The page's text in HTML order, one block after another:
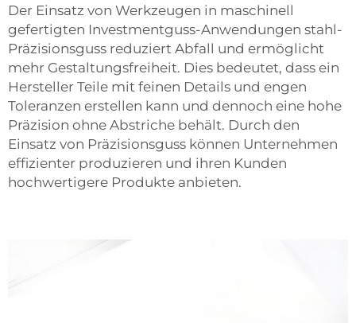
Der Einsatz von Werkzeugen in maschinell
gefertigten Investmentguss-Anwendungen stahl-
Präzisionsguss reduziert Abfall und ermöglicht
mehr Gestaltungsfreiheit. Dies bedeutet, dass ein
Hersteller Teile mit feinen Details und engen
Toleranzen erstellen kann und dennoch eine hohe
Präzision ohne Abstriche behält. Durch den
Einsatz von Präzisionsguss können Unternehmen
effizienter produzieren und ihren Kunden
hochwertigere Produkte anbieten.